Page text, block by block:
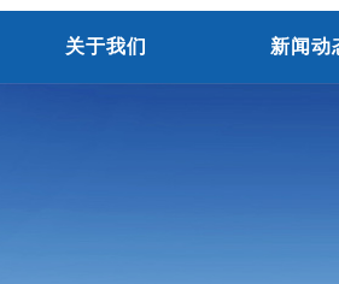
关于我们 新闻动